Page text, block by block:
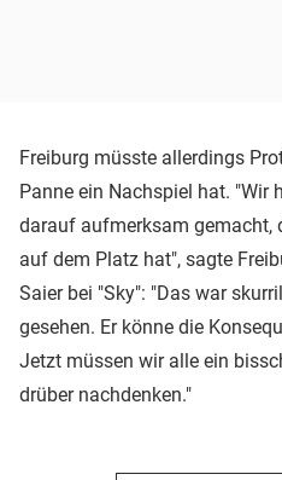
Freiburg müsste allerdings
Panne ein Nachspiel hat. "Wir
darauf aufmerksam gemacht,
auf dem Platz hat", sagte
Saier bei "Sky": "Das war
gesehen. Er könne die
Jetzt müssen wir alle ein
drüber nachdenken."